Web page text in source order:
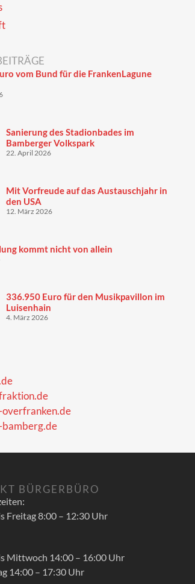
vom Bund für die FrankenLagune
Sanierung des Stadionbades im
Bamberger Volkspark
22. April 2026
Mit Vorfreude auf das Austauschjahr in
den USA
12. März 2026
kommt nicht von allein
336.950 Euro für den Musikpavillon im
Luisenhain
4. März 2026
BÜRGERBÜRO
Freitag 8:00 – 12:30 Uhr
Mittwoch 14:00 – 16:00 Uhr
14:00 – 17:30 Uhr